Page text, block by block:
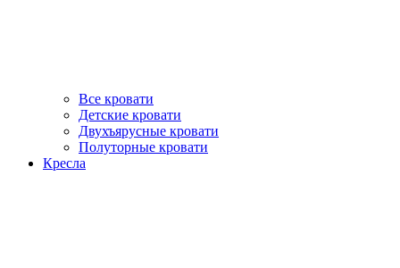
Все кровати
Детские кровати
Двухъярусные кровати
Полуторные кровати
Кресла